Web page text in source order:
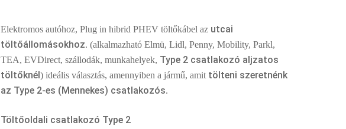
Elektromos autóhoz, Plug in hibrid PHEV töltőkábel az utcai
töltőállomásokhoz. (alkalmazható Elmü, Lidl, Penny, Mobility, Parkl,
TEA, EVDirect, szállodák, munkahelyek, Type 2 csatlakozó aljzatos
töltőknél) ideális választás, amennyiben a jármű, amittölteni szeretnénk
az Type 2-es (Mennekes) csatlakozós.
Töltőoldali csatlakozó Type 2